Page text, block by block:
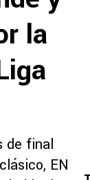
Barcelona
Real Madrid
la
de final
EN